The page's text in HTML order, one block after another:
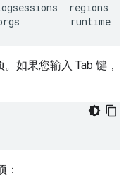
regions
runtime
如果您输入 Tab 键，
：